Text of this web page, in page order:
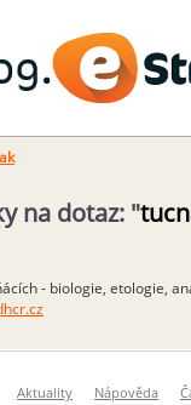
na dotaz: "
- biologie, etologie,
Aktuality Nápověda